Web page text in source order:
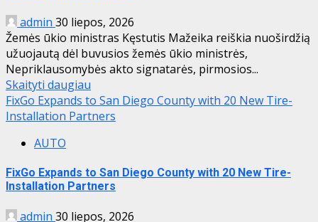
admin 30 liepos, 2026
Žemės ūkio ministras Kęstutis Mažeika reiškia nuoširdžią
užuojautą dėl buvusios žemės ūkio ministrės,
Nepriklausomybės akto signatarės, pirmosios...
Skaityti daugiau
FixGo Expands to San Diego County with 20 New Tire-
Installation Partners
AUTO
FixGo Expands to San Diego County with 20 New Tire-
Installation Partners
admin 30 liepos, 2026